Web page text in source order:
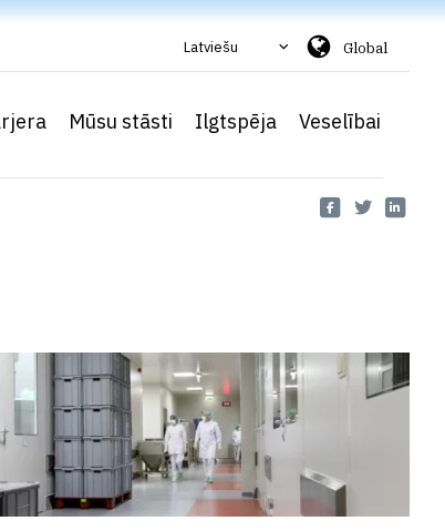
Latviešu Global
Mūsu stāsti Ilgtspēja Veselībai